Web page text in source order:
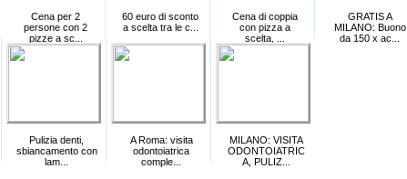
Cena per 2
persone con 2
pizze a sc...
60 euro di sconto
a scelta tra le c...
Cena di coppia
con pizza a
scelta, ...
GRATIS A
MILANO: Buono
da 150 x ac...
Pulizia denti,
sbiancamento con
lam...
A Roma: visita
odontoiatrica
comple...
MILANO: VISITA
ODONTOIATRIC
A, PULIZ...